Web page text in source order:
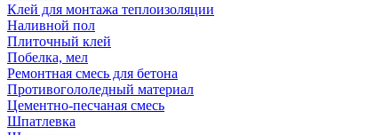
Клей для монтажа теплоизоляции
Наливной пол
Плиточный клей
Побелка, мел
Ремонтная смесь для бетона
Противогололедный материал
Цементно-песчаная смесь
Шпатлевка